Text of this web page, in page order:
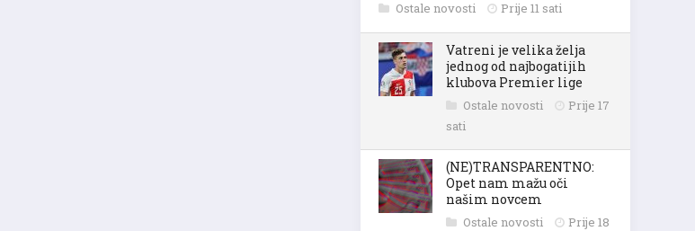
Ostale novosti Prije 11 sati
Vatreni je velika želja
jednog od najbogatijih
klubova Premier lige
Ostale novosti
Prije 17
sati
(NE)TRANSPARENTNO:
Opet nam mažu oči
našim novcem
Ostale novosti
Prije 18